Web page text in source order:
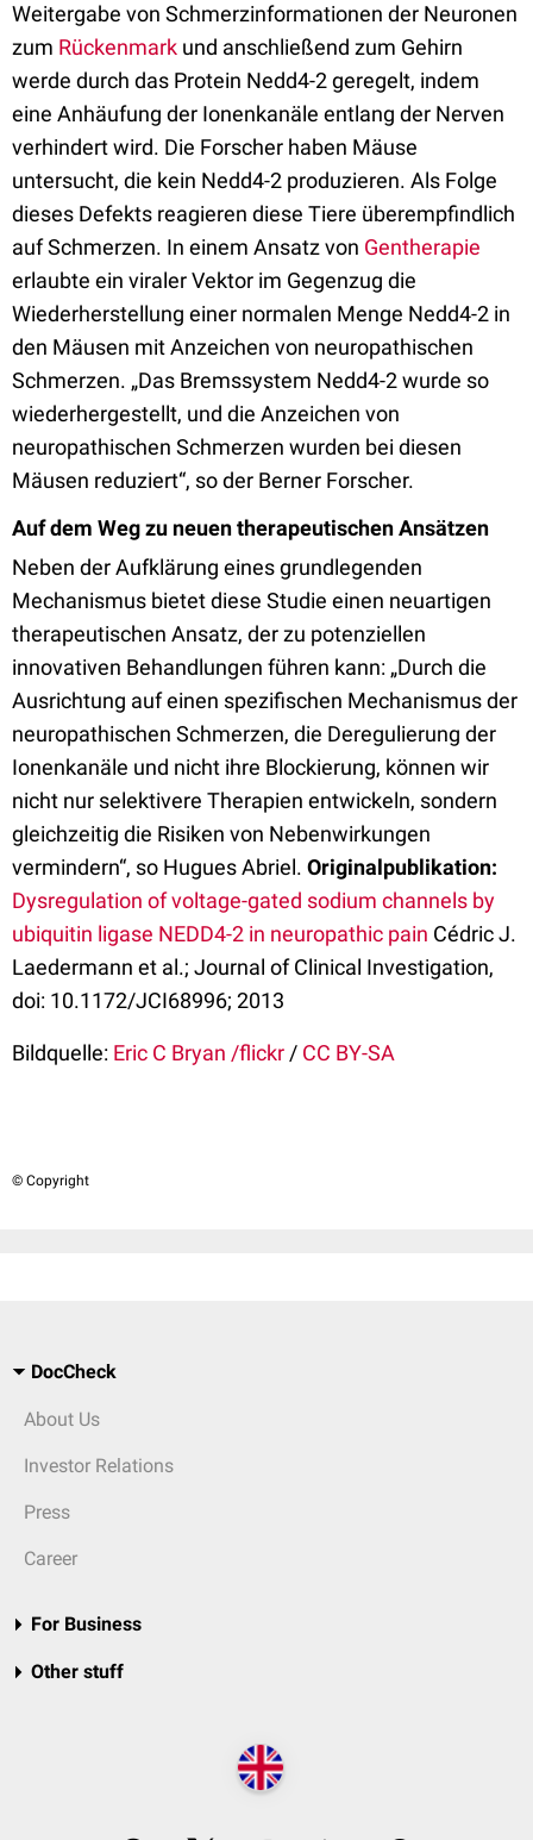
Weitergabe von Schmerzinformationen der Neuronen
zum Rückenmark und anschließend zum Gehirn
werde durch das Protein Nedd4-2 geregelt, indem
eine Anhäufung der Ionenkanäle entlang der Nerven
verhindert wird. Die Forscher haben Mäuse
untersucht, die kein Nedd4-2 produzieren. Als Folge
dieses Defekts reagieren diese Tiere überempfindlich
auf Schmerzen. In einem Ansatz von Gentherapie
erlaubte ein viraler Vektor im Gegenzug die
Wiederherstellung einer normalen Menge Nedd4-2 in
den Mäusen mit Anzeichen von neuropathischen
Schmerzen. „Das Bremssystem Nedd4-2 wurde so
wiederhergestellt, und die Anzeichen von
neuropathischen Schmerzen wurden bei diesen
Mäusen reduziert“, so der Berner Forscher.
Auf dem Weg zu neuen therapeutischen Ansätzen
Neben der Aufklärung eines grundlegenden
Mechanismus bietet diese Studie einen neuartigen
therapeutischen Ansatz, der zu potenziellen
innovativen Behandlungen führen kann: „Durch die
Ausrichtung auf einen spezifischen Mechanismus der
neuropathischen Schmerzen, die Deregulierung der
Ionenkanäle und nicht ihre Blockierung, können wir
nicht nur selektivere Therapien entwickeln, sondern
gleichzeitig die Risiken von Nebenwirkungen
vermindern“, so Hugues Abriel. Originalpublikation:
Dysregulation of voltage-gated sodium channels by
ubiquitin ligase NEDD4-2 in neuropathic pain Cédric J.
Laedermann et al.; Journal of Clinical Investigation,
doi: 10.1172/JCI68996; 2013
Bildquelle: Eric C Bryan /flickr / CC BY-SA
© Copyright
DocCheck
About Us
Investor Relations
Press
Career
For Business
Other stuff